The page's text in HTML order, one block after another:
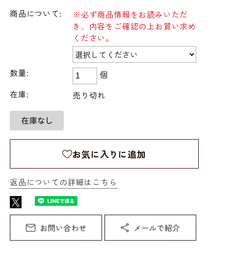
商品について:
※必ず商品情報をお読みいただ
き、内容をご確認の上お買い求め
ください。
数量:
個
在庫:
売り切れ
お気に入りに追加
返品についての詳細はこちら